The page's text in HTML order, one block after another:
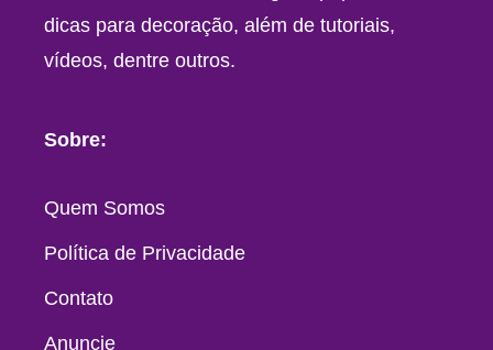
dicas para decoração, além de tutoriais,
vídeos, dentre outros.
Sobre:
Quem Somos
Política de Privacidade
Contato
Anuncie